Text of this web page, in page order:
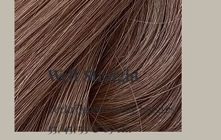
Weft Straight
Verkrijgbaar in de lengtes:
35, 45, 55 & 65 cm